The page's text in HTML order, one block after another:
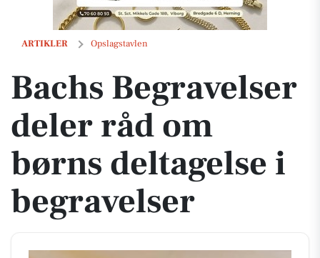
ARTIKLER Opslagstavlen
Bachs Begravelser deler råd om børns deltagelse i begravelser
Bachs Begravelser
deler råd om
børns deltagelse i
begravelser